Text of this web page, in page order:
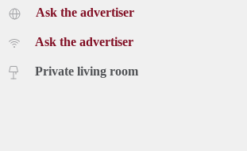
wordt echter geen enkele
Ask the advertiser
Ask the advertiser
Private living room